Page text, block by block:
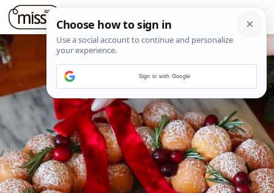
Sign in with Google